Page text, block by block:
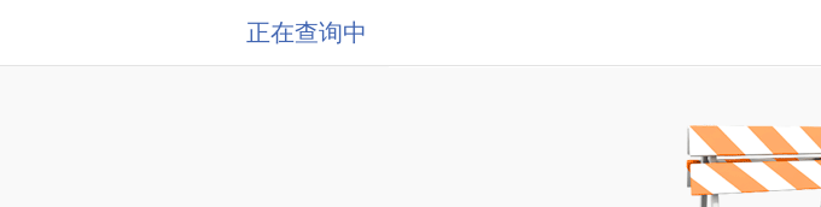
正在查询中